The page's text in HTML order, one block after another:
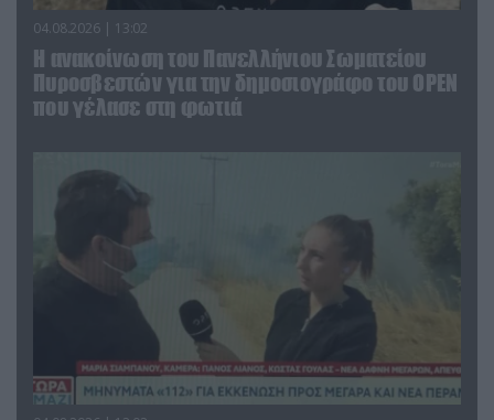
04.08.2026 | 13:02
Η ανακοίνωση του Πανελλήνιου Σωματείου
Πυροσβεστών για την δημοσιογράφο του OPEN
που γέλασε στη φωτιά